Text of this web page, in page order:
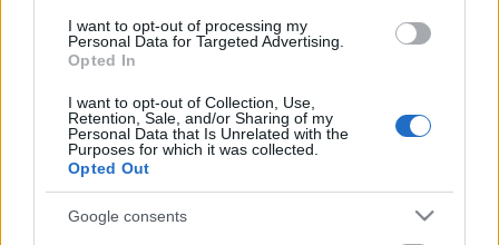
I want to opt-out of processing my
Personal Data for Targeted Advertising.
Opted In
I want to opt-out of Collection, Use,
Retention, Sale, and/or Sharing of my
Personal Data that Is Unrelated with the
Purposes for which it was collected.
Opted Out
Google consents
máris megkapjuk a feedet, amit máris
bemásolhatunk feedolvasónkba. Ha még mindig